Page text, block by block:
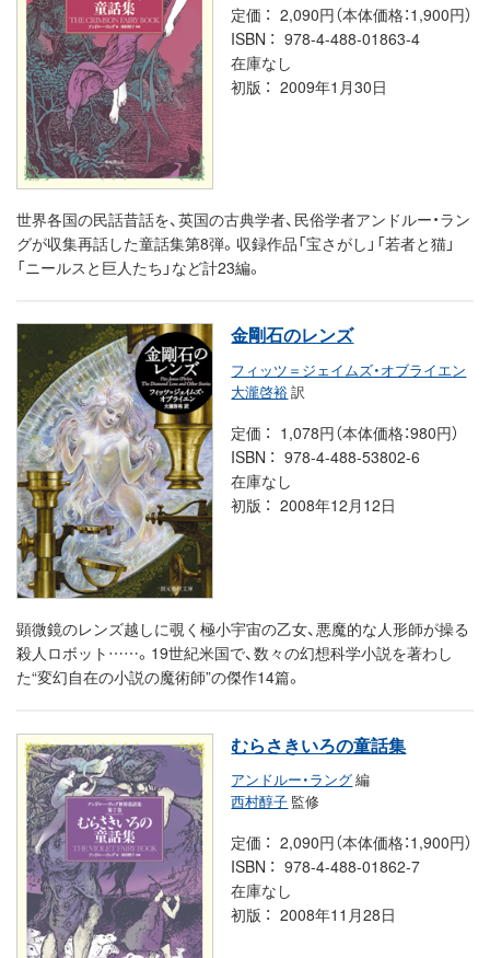
定価
2,090円（本体価格：1,900円）
ISBN
978-4-488-01863-4
在庫なし
初版
2009年1月30日
世界各国の民話昔話を、英国の古典学者、民俗学者アンドルー・ラン
グが収集再話した童話集第8弾。収録作品「宝さがし」「若者と猫」
「ニールスと巨人たち」など計23編。
金剛石のレンズ
フィッツ＝ジェイムズ・オブライエン
大瀧啓裕訳
定価
1,078円（本体価格：980円）
ISBN
978-4-488-53802-6
在庫なし
初版
2008年12月12日
顕微鏡のレンズ越しに覗く極小宇宙の乙女、悪魔的な人形師が操る
殺人ロボット……。19世紀米国で、数々の幻想科学小説を著わし
た“変幻自在の小説の魔術師”の傑作14篇。
むらさきいろの童話集
アンドルー・ラング編
西村醇子 監修
定価
2,090円（本体価格：1,900円）
ISBN
978-4-488-01862-7
在庫なし
初版
2008年11月28日